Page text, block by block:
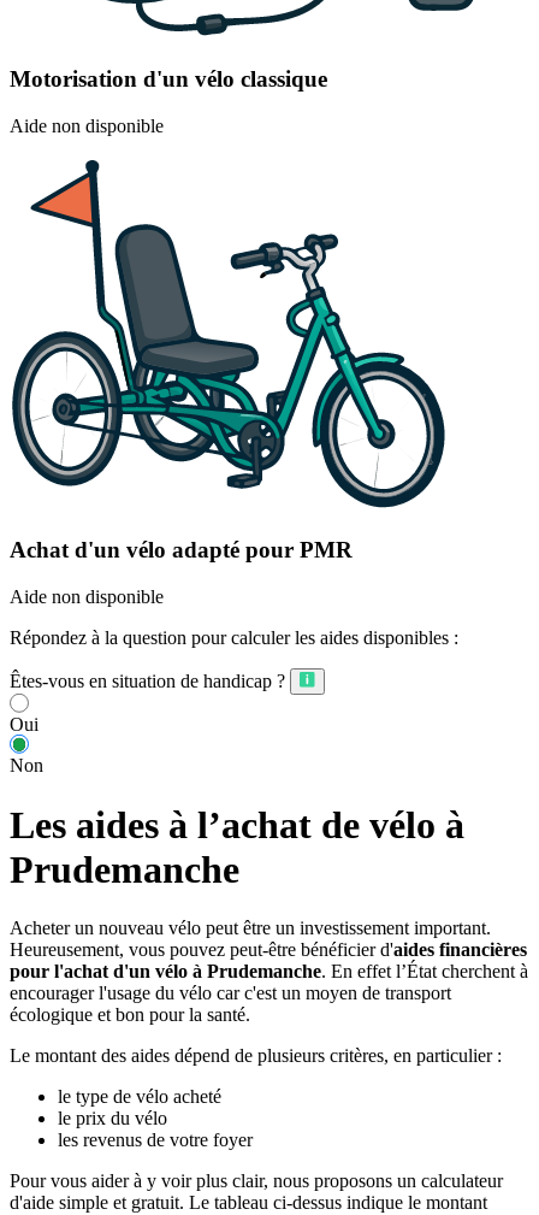
Motorisation d'un vélo classique
Aide non disponible
Achat d'un vélo adapté pour PMR
Aide non disponible
Répondez à la question pour calculer les aides disponibles :
Êtes-vous en situation de handicap ?
Oui
Non
Les aides à l’achat de vélo à
Prudemanche
Acheter un nouveau vélo peut être un investissement important.
Heureusement, vous pouvez peut-être bénéficier d'aides financières
pour l'achat d'un vélo à Prudemanche. En effet l’État cherchent à
encourager l'usage du vélo car c'est un moyen de transport
écologique et bon pour la santé.
Le montant des aides dépend de plusieurs critères, en particulier :
le type de vélo acheté
le prix du vélo
les revenus de votre foyer
Pour vous aider à y voir plus clair, nous proposons un calculateur
d'aide simple et gratuit. Le tableau ci-dessus indique le montant